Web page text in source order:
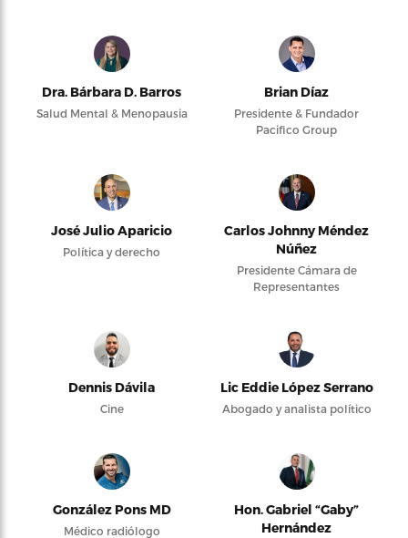
Dra. Bárbara D. Barros
Salud Mental & Menopausia
Brian Díaz
Presidente & Fundador
Pacifico Group
José Julio Aparicio
Política y derecho
Carlos Johnny Méndez
Núñez
Presidente Cámara de
Representantes
Dennis Dávila
Cine
Lic Eddie López Serrano
Abogado y analista político
González Pons MD
Médico radiólogo
Hon. Gabriel “Gaby”
Hernández